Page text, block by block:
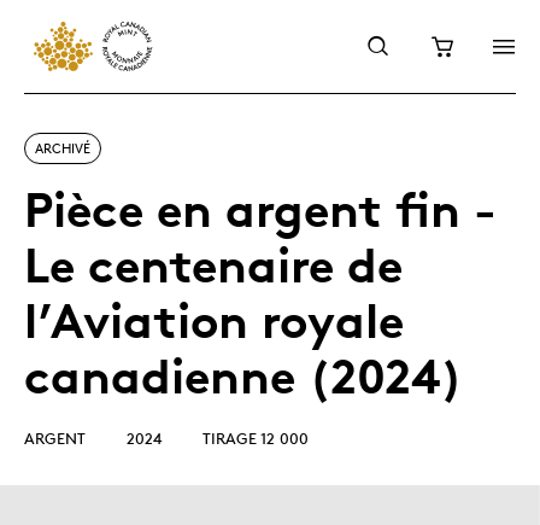
ARCHIVÉ
Pièce en argent fin -
Le centenaire de
l’Aviation royale
canadienne (2024)
ARGENT 2024 TIRAGE 12 000